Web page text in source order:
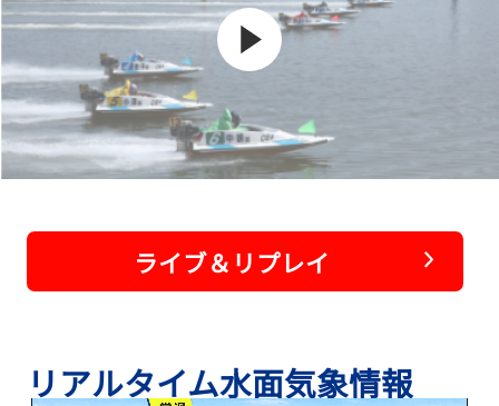
ライブ＆リプレイ
リアルタイム水面気象情報